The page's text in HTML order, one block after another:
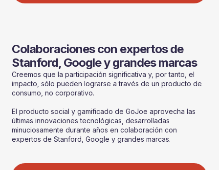
Colaboraciones con expertos de
Stanford, Google y grandes marcas
Creemos que la participación significativa y, por tanto, el
impacto, sólo pueden lograrse a través de un producto de
consumo, no corporativo.
El producto social y gamificado de GoJoe aprovecha las
últimas innovaciones tecnológicas, desarrolladas
minuciosamente durante años en colaboración con
expertos de Stanford, Google y grandes marcas.